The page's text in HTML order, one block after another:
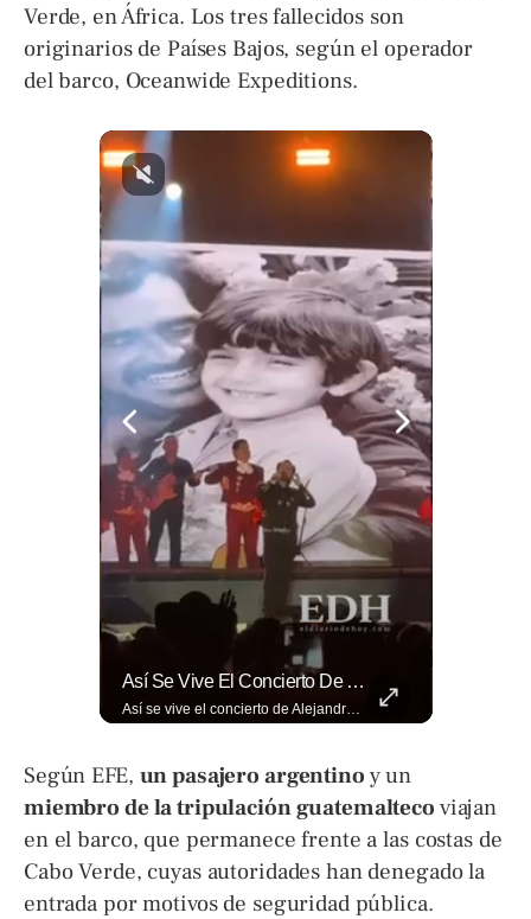
Verde, en África. Los tres fallecidos son
originarios de Países Bajos, según el operador
del barco, Oceanwide Expeditions.
Así Se Vive El Concierto De Alejandro Fernández En El Salvador.
Así se vive el concierto de Alejandro Fernández en El Salvador. Una noche inolvidable a pesar de la lluvia. Canciones que llenaron de alegría y nostalgia a todo el público presente. 🤩👏 #Concierto #ElSalvador #AlejandroFernández
Según EFE, un pasajero argentino y un
miembro de la tripulación guatemalteco viajan
en el barco, que permanece frente a las costas de
Cabo Verde, cuyas autoridades han denegado la
entrada por motivos de seguridad pública.